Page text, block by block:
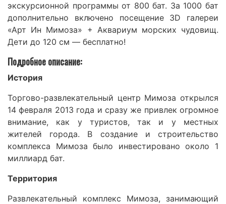
экскурсионной программы от 800 бат. За 1000 бат
дополнительно включено посещение 3D галереи
«Арт Ин Мимоза» + Аквариум морских чудовищ.
Дети до 120 см — бесплатно!
Подробное описание:
История
Торгово-развлекательный центр Мимоза открылся
14 февраля 2013 года и сразу же привлек огромное
внимание, как у туристов, так и у местных
жителей города. В создание и строительство
комплекса Мимоза было инвестировано около 1
миллиард бат.
Территория
Развлекательный комплекс Мимоза, занимающий